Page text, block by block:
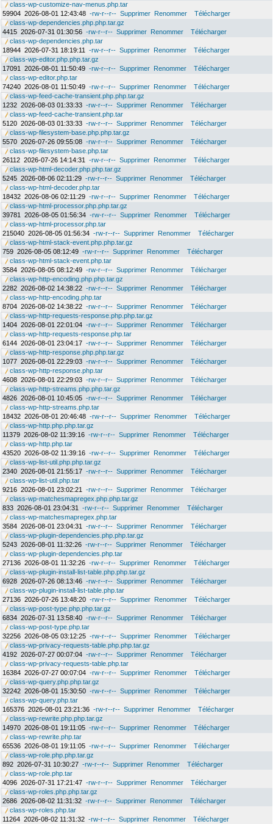
class-wp-customize-nav-menus.php.tar
59904 2026-08-01 12:43:48 -rw-r--r-- Supprimer Renommer
Télécharger
class-wp-dependencies.php.php.tar.gz
4415 2026-07-31 01:30:56 -rw-r--r-- Supprimer Renommer
Télécharger
class-wp-dependencies.php.tar
18944 2026-07-31 18:19:11 -rw-r--r-- Supprimer Renommer
Télécharger
class-wp-editor.php.php.tar.gz
17091
2026-08-01 11:50:49 -rw-r--r-- Supprimer Renommer
Télécharger
class-wp-editor.php.tar
74240 2026-08-01 11:50:49 -rw-r--r-- Supprimer Renommer
Télécharger
class-wp-feed-cache-transient.php.php.tar.gz
1232 2026-08-03 01:33:33 -rw-r--r-- Supprimer Renommer
Télécharger
class-wp-feed-cache-transient.php.tar
5120 2026-08-03 01:33:33 -rw-r--r-- Supprimer Renommer
Télécharger
class-wp-filesystem-base.php.php.tar.gz
5570 2026-07-26 09:55:08 -rw-r--r-- Supprimer Renommer
Télécharger
class-wp-filesystem-base.php.tar
26112 2026-07-26 14:14:31 -rw-r--r-- Supprimer Renommer
Télécharger
class-wp-html-decoder.php.php.tar.gz
5245 2026-08-06 02:11:29 -rw-r--r-- Supprimer Renommer
Télécharger
class-wp-html-decoder.php.tar
18432 2026-08-06 02:11:29 -rw-r--r-- Supprimer Renommer
Télécharger
class-wp-html-processor.php.php.tar.gz
39781
2026-08-05 01:56:34 -rw-r--r-- Supprimer Renommer
Télécharger
class-wp-html-processor.php.tar
215040 2026-08-05 01:56:34 -rw-r--r-- Supprimer Renommer
Télécharger
class-wp-html-stack-event.php.php.tar.gz
759 2026-08-05 08:12:49 -rw-r--r-- Supprimer Renommer
Télécharger
class-wp-html-stack-event.php.tar
3584 2026-08-05 08:12:49 -rw-r--r-- Supprimer Renommer
Télécharger
class-wp-http-encoding.php.php.tar.gz
2282 2026-08-02 14:38:22 -rw-r--r-- Supprimer Renommer
Télécharger
class-wp-http-encoding.php.tar
8704 2026-08-02 14:38:22 -rw-r--r-- Supprimer Renommer
Télécharger
class-wp-http-requests-response.php.php.tar.gz
1404 2026-08-01 22:01:04 -rw-r--r-- Supprimer Renommer
Télécharger
class-wp-http-requests-response.php.tar
6144 2026-08-01 23:04:17 -rw-r--r-- Supprimer Renommer
Télécharger
class-wp-http-response.php.php.tar.gz
1077 2026-08-01 22:29:03 -rw-r--r-- Supprimer Renommer
Télécharger
class-wp-http-response.php.tar
4608 2026-08-01 22:29:03 -rw-r--r-- Supprimer Renommer
Télécharger
class-wp-http-streams.php.php.tar.gz
4826 2026-08-01 10:45:05 -rw-r--r-- Supprimer Renommer
Télécharger
class-wp-http-streams.php.tar
18432 2026-08-01 20:46:48 -rw-r--r-- Supprimer Renommer
Télécharger
class-wp-http.php.php.tar.gz
11379 2026-08-02 11:39:16 -rw-r--r-- Supprimer Renommer
Télécharger
class-wp-http.php.tar
43520 2026-08-02 11:39:16 -rw-r--r-- Supprimer Renommer
Télécharger
class-wp-list-util.php.php.tar.gz
2340 2026-08-01 21:55:17 -rw-r--r-- Supprimer Renommer
Télécharger
class-wp-list-util.php.tar
9216 2026-08-01 23:02:21 -rw-r--r-- Supprimer Renommer
Télécharger
class-wp-matchesmapregex.php.php.tar.gz
833 2026-08-01 23:04:31 -rw-r--r-- Supprimer Renommer
Télécharger
class-wp-matchesmapregex.php.tar
3584 2026-08-01 23:04:31 -rw-r--r-- Supprimer Renommer
Télécharger
class-wp-plugin-dependencies.php.php.tar.gz
5243 2026-08-01 11:32:26 -rw-r--r-- Supprimer Renommer
Télécharger
class-wp-plugin-dependencies.php.tar
27136 2026-08-01 11:32:26 -rw-r--r-- Supprimer Renommer
Télécharger
class-wp-plugin-install-list-table.php.php.tar.gz
6928 2026-07-26 08:13:46 -rw-r--r-- Supprimer Renommer
Télécharger
class-wp-plugin-install-list-table.php.tar
27136 2026-07-26 13:48:20 -rw-r--r-- Supprimer Renommer
Télécharger
class-wp-post-type.php.php.tar.gz
6834 2026-07-31 13:58:40 -rw-r--r-- Supprimer Renommer
Télécharger
class-wp-post-type.php.tar
32256 2026-08-05 03:12:25 -rw-r--r-- Supprimer Renommer
Télécharger
class-wp-privacy-requests-table.php.php.tar.gz
4192 2026-07-27 00:07:04 -rw-r--r-- Supprimer Renommer
Télécharger
class-wp-privacy-requests-table.php.tar
16384 2026-07-27 00:07:04 -rw-r--r-- Supprimer Renommer
Télécharger
class-wp-query.php.php.tar.gz
32242 2026-08-01 15:30:50 -rw-r--r-- Supprimer Renommer
Télécharger
class-wp-query.php.tar
165376 2026-08-01 23:21:36 -rw-r--r-- Supprimer Renommer
Télécharger
class-wp-rewrite.php.php.tar.gz
14970 2026-08-01 19:11:05 -rw-r--r-- Supprimer Renommer
Télécharger
class-wp-rewrite.php.tar
65536 2026-08-01 19:11:05 -rw-r--r-- Supprimer Renommer
Télécharger
class-wp-role.php.php.tar.gz
892 2026-07-31 10:30:27 -rw-r--r-- Supprimer Renommer
Télécharger
class-wp-role.php.tar
4096 2026-07-31 17:21:47 -rw-r--r-- Supprimer Renommer
Télécharger
class-wp-roles.php.php.tar.gz
2686 2026-08-02 11:31:32 -rw-r--r-- Supprimer Renommer
Télécharger
class-wp-roles.php.tar
11264 2026-08-02 11:31:32 -rw-r--r-- Supprimer Renommer Télécharger